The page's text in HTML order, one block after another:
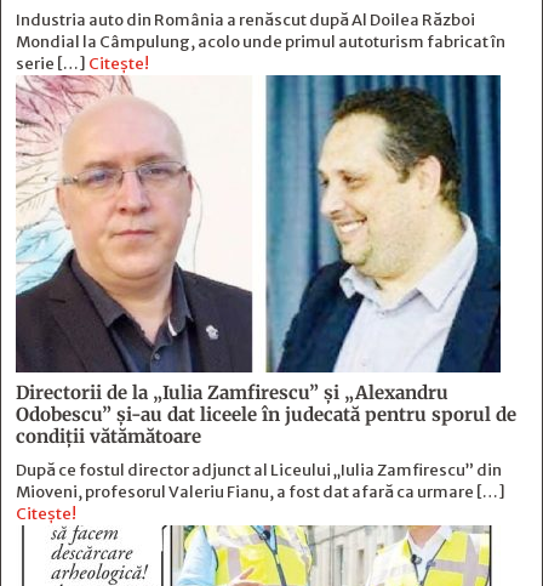
Industria auto din România a renăscut după Al Doilea Război
Mondial la Câmpulung, acolo unde primul autoturism fabricat în
serie […] Citește!
Directorii de la „Iulia Zamfirescu” și „Alexandru
Odobescu” și-au dat liceele în judecată pentru sporul de
condiții vătămătoare
După ce fostul director adjunct al Liceului „Iulia Zamfirescu” din
Mioveni, profesorul Valeriu Fianu, a fost dat afară ca urmare […]
Citește!